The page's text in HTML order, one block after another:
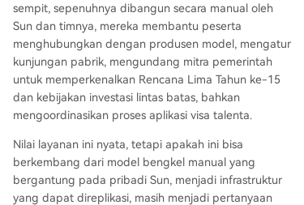
sempit, sepenuhnya dibangun secara manual oleh
Sun dan timnya, mereka membantu peserta
menghubungkan dengan produsen model, mengatur
kunjungan pabrik, mengundang mitra pemerintah
untuk memperkenalkan Rencana Lima Tahun ke-15
dan kebijakan investasi lintas batas, bahkan
mengoordinasikan proses aplikasi visa talenta.
Nilai layanan ini nyata, tetapi apakah ini bisa
berkembang dari model bengkel manual yang
bergantung pada pribadi Sun, menjadi infrastruktur
yang dapat direplikasi, masih menjadi pertanyaan